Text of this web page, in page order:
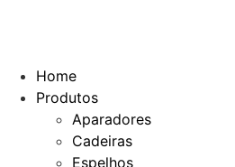
Home
Produtos
Aparadores
Cadeiras
Espelhos